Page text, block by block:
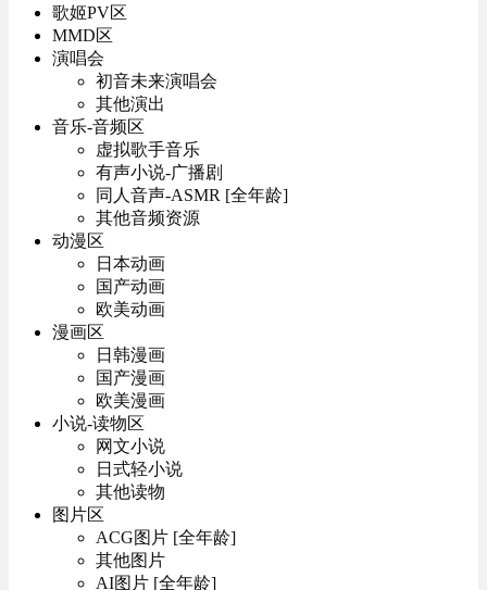
歌姬PV区
MMD区
演唱会
初音未来演唱会
其他演出
音乐-音频区
虚拟歌手音乐
有声小说-广播剧
同人音声-ASMR [全年龄]
其他音频资源
动漫区
日本动画
国产动画
欧美动画
漫画区
日韩漫画
国产漫画
欧美漫画
小说-读物区
网文小说
日式轻小说
其他读物
图片区
ACG图片 [全年龄]
其他图片
AI图片 [全年龄]